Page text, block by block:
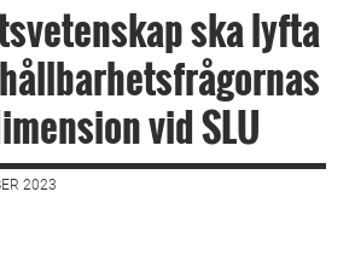
ska lyfta
vid SLU
2023